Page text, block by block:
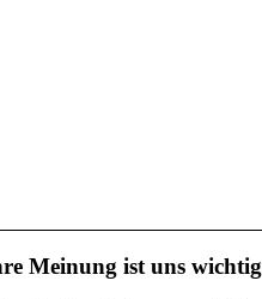
Meinung ist uns wichtig